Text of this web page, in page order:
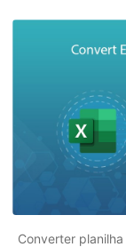
Converter